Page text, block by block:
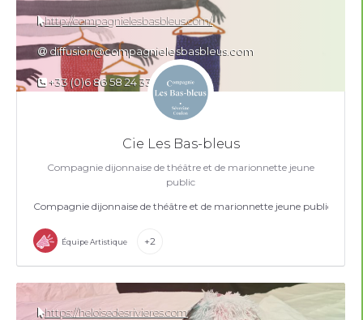
Cie Les Bas-bleus
Compagnie dijonnaise de théâtre et de marionnette jeune
public
Compagnie dijonnaise de théâtre et de marionnette jeune public
http://compagnielesbasbleus.com/
diffusion@compagnielesbasbleus.com
+33 (0)6 86 58 24 33
Équipe Artistique +2
https://heloisedesrivieres.com